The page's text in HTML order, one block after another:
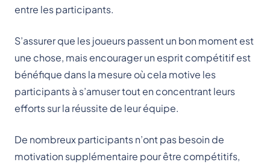
entre les participants.
S’assurer que les joueurs passent un bon moment est
une chose, mais encourager un esprit compétitif est
bénéfique dans la mesure où cela motive les
participants à s’amuser tout en concentrant leurs
efforts sur la réussite de leur équipe.
De nombreux participants n’ont pas besoin de
motivation supplémentaire pour être compétitifs,